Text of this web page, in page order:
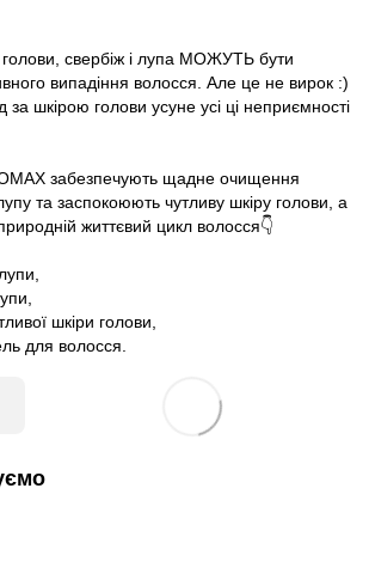
голови, свербіж і лупа МОЖУТЬ бути
випадіння волосся. Але це не вирок :)
шкірою голови усуне усі ці неприємності
забезпечують щадне очищення
та заспокоюють чутливу шкіру голови, а
життєвий цикл волосся👇
шкіри голови,
для волосся.